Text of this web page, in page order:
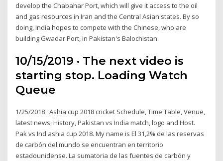
develop the Chabahar Port, which will give it access to the oil
and gas resources in Iran and the Central Asian states. By so
doing, India hopes to compete with the Chinese, who are
building Gwadar Port, in Pakistan's Balochistan.
10/15/2019 · The next video is
starting stop. Loading Watch
Queue
1/25/2018 · Ashia cup 2018 cricket Schedule, Time Table, Venue,
latest news, History, Pakistan vs India match, logo and Host.
Pak vs Ind ashia cup 2018. My name is El 31,2% de las reservas
de carbón del mundo se encuentran en territorio
estadounidense. La sumatoria de las fuentes de carbón y